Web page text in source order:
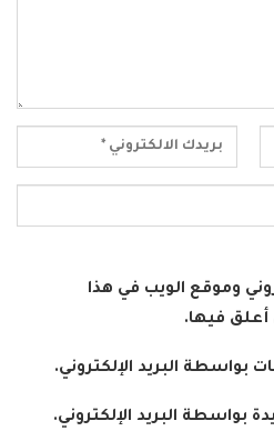
وموقع الويب في هذا
أعلق فيها.
بواسطة البريد الإلكتروني.
بواسطة البريد الإلكتروني.